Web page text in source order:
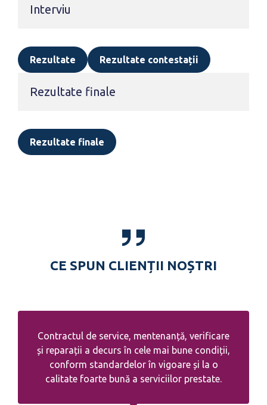
Interviu
Rezultate Rezultate contestații
Rezultate finale
Rezultate finale
CE SPUN CLIENȚII NOȘTRI
Contractul de service, mentenanță, verificare
și reparații a decurs în cele mai bune condiții,
conform standardelor în vigoare și la o
calitate foarte bună a serviciilor prestate.